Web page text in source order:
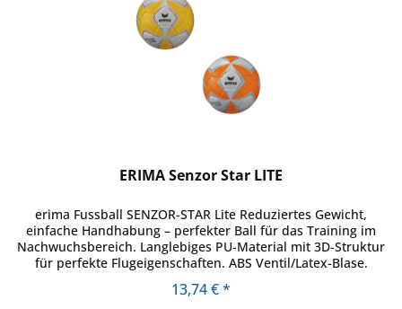
ERIMA Senzor Star LITE
erima Fussball SENZOR-STAR Lite Reduziertes Gewicht,
einfache Handhabung – perfekter Ball für das Training im
Nachwuchsbereich. Langlebiges PU-Material mit 3D-Struktur
für perfekte Flugeigenschaften. ABS Ventil/Latex-Blase.
13,74 € *